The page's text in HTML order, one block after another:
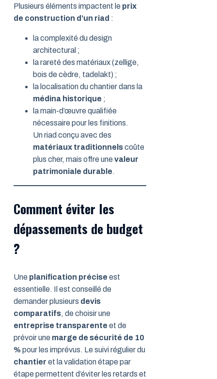
Plusieurs éléments impactent le prix
de construction d’un riad :
la complexité du design
architectural ;
la rareté des matériaux (zellige,
bois de cèdre, tadelakt) ;
la localisation du chantier dans la
médina historique ;
la main-d’œuvre qualifiée
nécessaire pour les finitions.
Un riad conçu avec des
matériaux traditionnelscoûte
plus cher, mais offre une valeur
patrimoniale durable.
Comment éviter les
dépassements de budget
?
Une planification précise est
essentielle. Il est conseillé de
demander plusieurs devis
comparatifs, de choisir une
entreprise transparente et de
prévoir une marge de sécurité de 10
% pour les imprévus. Le suivi régulier du
chantier et la validation étape par
étape permettent d’éviter les retards et